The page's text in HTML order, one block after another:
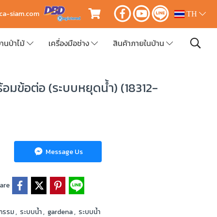
siam.com TH
นป่าไม้ เครื่องมือช่าง สินค้าภายในบ้าน
ข้อต่อ (ระบบหยุดน้ำ) (18312-
Message Us
รรม, ระบบน้ำ, gardena, ระบบน้ำ